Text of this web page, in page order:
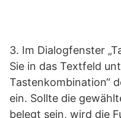
3. Im Dialogfenster
Sie in das Textfeld
Tastenkombination“
ein. Sollte die
belegt sein, wird die